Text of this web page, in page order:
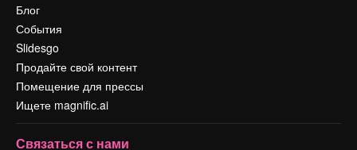
Блог
События
Slidesgo
Продайте свой контент
Помещение для прессы
Ищете magnific.ai
Связаться с нами